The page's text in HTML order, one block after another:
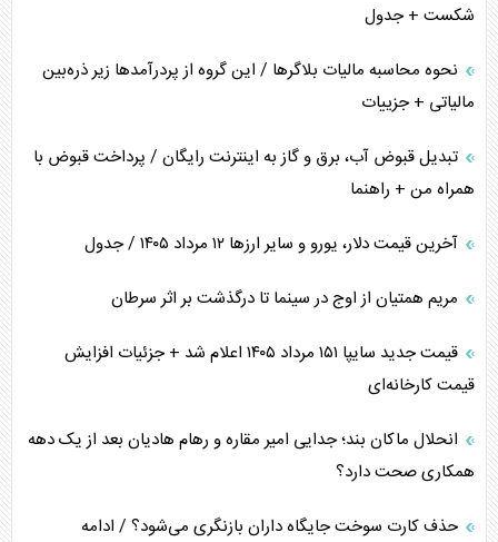
شکست + جدول
نحوه محاسبه مالیات بلاگر‌ها / این گروه از پردرآمد‌ها زیر ذره‌بین
مالیاتی + جزییات
تبدیل قبوض آب، برق و گاز به اینترنت رایگان / پرداخت قبوض با
همراه من + راهنما
آخرین قیمت دلار، یورو و سایر ارز‌ها ۱۲ مرداد ۱۴۰۵ / جدول
مریم همتیان از اوج در سینما تا درگذشت بر اثر سرطان
قیمت جدید سایپا ۱۵۱ مرداد ۱۴۰۵ اعلام شد + جزئیات افزایش
قیمت کارخانه‌ای
انحلال ماکان بند؛ جدایی امیر مقاره و رهام هادیان بعد از یک دهه
همکاری صحت دارد؟
حذف کارت سوخت جایگاه داران بازنگری می‌شود؟ / ادامه